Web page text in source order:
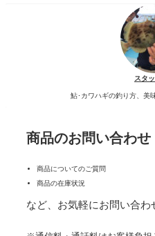
スタ
鮎･カワハギの釣り方、美
商品のお問い合わせ
商品についてのご質問
商品の在庫状況
など、お気軽にお問い合わ